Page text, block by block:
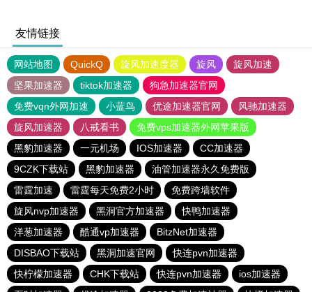
友情链接
网站地图 QuickQ 旋风加速度器 旋风
旋风加速
坚果加速器
tiktok加速器
狗急加速器官网
免费vqn外网加速
小蓝鸟 优途加速器官网
风驰加速器
旋风加速器
八戒看书
免费vps加速器外网苹果版
黑豹加速器
一元机场 IOS加速器
CC加速器
9CZK下载站
黑豹加速器
油管加速器永久免费版
雷霆加速
雷霆每天免费2小时
免费跨墙软件
旋风nvp加速器
黑洞官方加速器
快鸭加速器
洋葱加速器
酷通vp加速器
BitzNet加速器
DISBAO下载站
黑洞加速官网
快连pvn加速器
快柠檬加速器
CHK下载站 快连pvn加速器
ios加速器